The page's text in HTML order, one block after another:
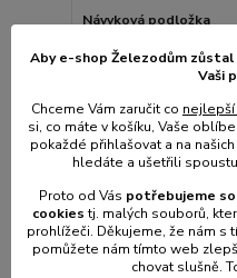
Návyková podložka
cm (50 ks)
291 Kč/bal
240 Kč bez
Skladem centrální
sklad | odešleme do 1-3
prac. dnů
Přidat do košíku
Aby e-shop Železodům
Vaši
Chceme Vám zaručit co nejlepší
si, co máte v košíku, Vaše
pokaždé přihlašovat a na
hledáte a ušetřili
Proto od Vás potřebujeme
cookiestj. malých souborů,
prohlížeči. Děkujeme, že nám s
pomůžete nám tímto web
chovat slušně.